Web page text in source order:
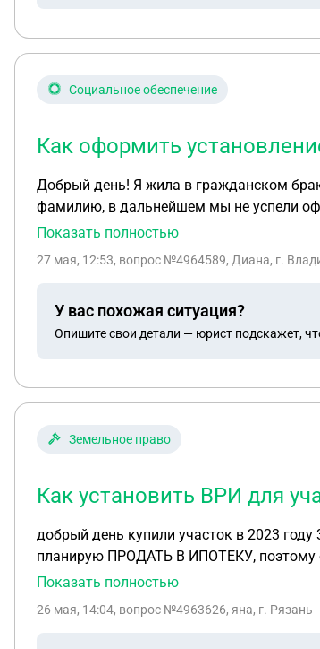
Социальное обеспечение
Как оформить
Добрый день! Я жила в гражданском
фамилию, в дальнейшем мы не успели оформить отцовство и в графе отцовства стоит прочерк! Так же у него есть двое детей от первой жены с которрй он тоже
не заключал брак! Как мне теперь
Показать полностью
27 мая, 12:53, вопрос №4964589, Диана, г.
У вас похожая ситуация?
Опишите свои детали — юрист подскажет,
Земельное право
Как установить ВРИ для
добрый день купили участок в 2023
планирую ПРОДАТЬ В ИПОТЕКУ, поэтому
Росреестр ПРИОСТАНОВИЛИ так как
Показать полностью
26 мая, 14:04, вопрос №4963626, яна, г. Рязань